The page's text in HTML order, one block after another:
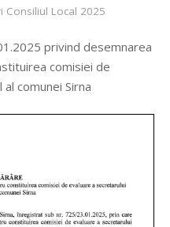
Consiliul Local 2025
privind desemnarea
comisiei de
comunei Sirna